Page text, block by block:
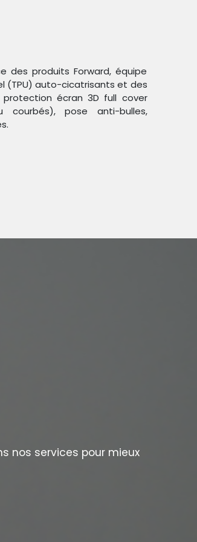
Étiquettes
des produits Forward, équipe
(TPU) auto-cicatrisants et des
écran 3D full cover
pose anti-bulles,
nos services pour mieux